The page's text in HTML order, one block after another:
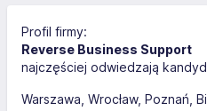
Profil firmy:
Reverse Business Support
najczęściej odwiedzają
Warszawa Wrocław Poznań